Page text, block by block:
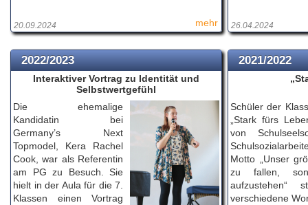
mehr
20.09.2024 26.04.2024
2022/2023
Interaktiver Vortrag zu Identität und
Selbstwertgefühl
Die ehemalige
Kandidatin bei
Germany’s Next
Topmodel, Kera Rachel
Cook, war als Referentin
am PG zu Besuch. Sie
hielt in der Aula für die 7.
Klassen einen Vortrag
2021/2022
Schüler der
„Stark fürs
von
Motto „Unser
zu fallen,
aufzustehen“
verschiedene